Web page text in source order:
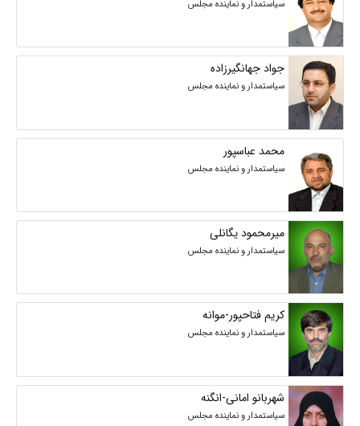
سیاستمدار و نماینده مجلس
جواد جهانگیرزاده
سیاستمدار و نماینده مجلس
محمد عباسپور
سیاستمدار و نماینده مجلس
میرمحمود یگانلی
سیاستمدار و نماینده مجلس
کریم فتاحپور-موانه
سیاستمدار و نماینده مجلس
شهربانو امانی-انگنه
سیاستمدار و نماینده مجلس